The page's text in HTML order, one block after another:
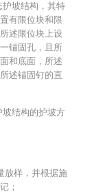
护坡结构，其特
有限位块和限
述限位块上设
锚固孔，且所
和底面，所述
述锚固钉的直
坡结构的护坡方
放样，并根据施
；